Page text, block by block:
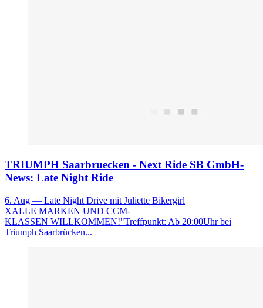
TRIUMPH Saarbruecken - Next Ride SB GmbH-
News: Late Night Ride
6. Aug — Late Night Drive mit Juliette Bikergirl
XALLE MARKEN UND CCM-
KLASSEN WILLKOMMEN!"Treffpunkt: Ab 20:00Uhr bei
Triumph Saarbrücken...